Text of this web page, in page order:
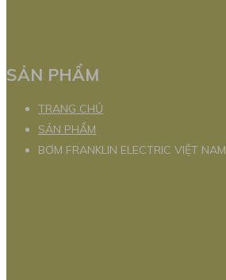
SẢN PHẨM
TRANG CHỦ
SẢN PHẨM
BƠM FRANKLIN ELECTRIC VIỆT NAM